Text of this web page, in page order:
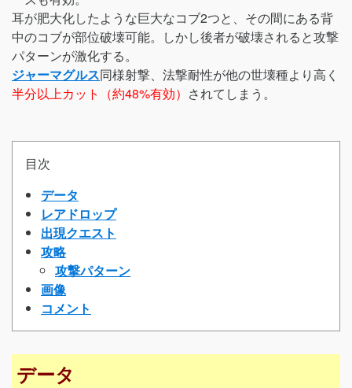
耳が肥大化したような巨大なコブ2つと、その間にある背
中のコブが部位破壊可能。しかし後者が破壊されると攻撃
パターンが激化する。
ジャーマグルス同様射撃、法撃耐性が他の世壊種より高く
半分以上カット（約48%有効） されてしまう。
目次
データ
レアドロップ
出現クエスト
攻略
攻撃パターン
画像
コメント
データ